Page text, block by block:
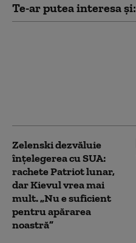
Te-ar putea interesa și:
Zelenski dezvăluie
înțelegerea cu SUA:
rachete Patriot lunar,
dar Kievul vrea mai
mult. „Nu e suficient
pentru apărarea
noastră”